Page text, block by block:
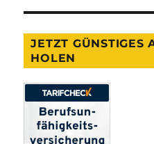
JETZT GÜNSTIGES
HOLEN